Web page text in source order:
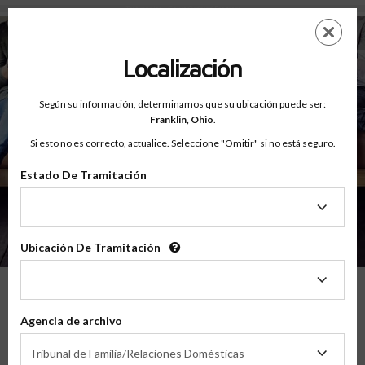
Testimonios - Court Ordered Program
Saltar
contenido
principal
EN
Decir
Localización
Según su información, determinamos que su ubicación puede ser:
Franklin, Ohio.
Si esto no es correcto, actualice. Seleccione "Omitir" si no está seguro.
Estado De Tramitación
Tramitación
Ubicación De Tramitación
Tramitación
Agencia de archivo
Tribunal de Familia/Relaciones Domésticas
de